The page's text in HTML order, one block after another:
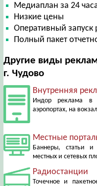
Медиаплан за 24
Низкие цены
Оперативный запуск
Полный пакет
Другие виды
г. Чудово
Внутренняя
Индор реклама в
аэропортах, на
Местные
Баннеры, статьи и
местных и сетевых
Радиостанции
Точечное и